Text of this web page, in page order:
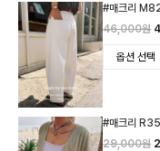
#매크리
46,000원
#매크리
29,000원